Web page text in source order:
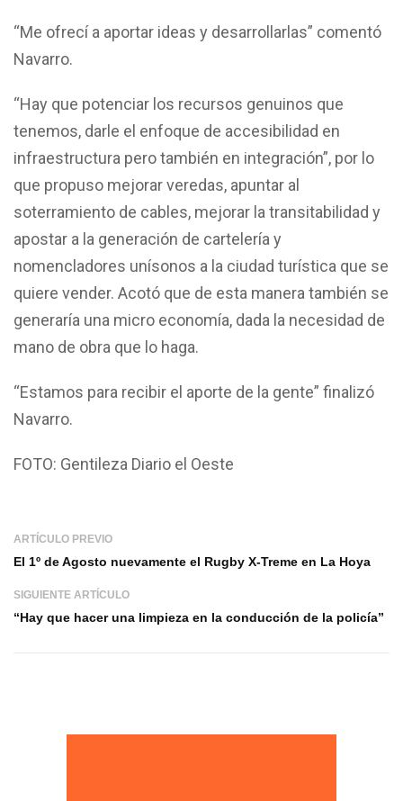
“Me ofrecí a aportar ideas y desarrollarlas” comentó
Navarro.
“Hay que potenciar los recursos genuinos que
tenemos, darle el enfoque de accesibilidad en
infraestructura pero también en integración”, por lo
que propuso mejorar veredas, apuntar al
soterramiento de cables, mejorar la transitabilidad y
apostar a la generación de cartelería y
nomencladores unísonos a la ciudad turística que se
quiere vender. Acotó que de esta manera también se
generaría una micro economía, dada la necesidad de
mano de obra que lo haga.
“Estamos para recibir el aporte de la gente” finalizó
Navarro.
FOTO: Gentileza Diario el Oeste
ARTÍCULO PREVIO
El 1º de Agosto nuevamente el Rugby X-Treme en La Hoya
SIGUIENTE ARTÍCULO
“Hay que hacer una limpieza en la conducción de la policía”